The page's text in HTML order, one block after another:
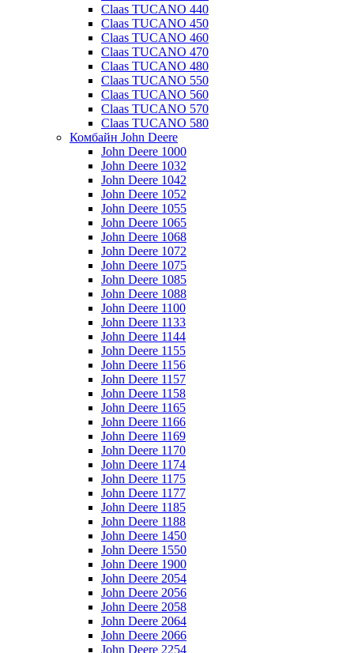
Claas TUCANO 440
Claas TUCANO 450
Claas TUCANO 460
Claas TUCANO 470
Claas TUCANO 480
Claas TUCANO 550
Claas TUCANO 560
Claas TUCANO 570
Claas TUCANO 580
Комбайн John Deere
John Deere 1000
John Deere 1032
John Deere 1042
John Deere 1052
John Deere 1055
John Deere 1065
John Deere 1068
John Deere 1072
John Deere 1075
John Deere 1085
John Deere 1088
John Deere 1100
John Deere 1133
John Deere 1144
John Deere 1155
John Deere 1156
John Deere 1157
John Deere 1158
John Deere 1165
John Deere 1166
John Deere 1169
John Deere 1170
John Deere 1174
John Deere 1175
John Deere 1177
John Deere 1185
John Deere 1188
John Deere 1450
John Deere 1550
John Deere 1900
John Deere 2054
John Deere 2056
John Deere 2058
John Deere 2064
John Deere 2066
John Deere 2254